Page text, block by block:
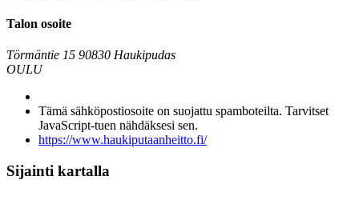
Talon osoite
Törmäntie 15 90830 Haukipudas
OULU
Tämä sähköpostiosoite on suojattu spamboteilta. Tarvitset
JavaScript-tuen nähdäksesi sen.
https://www.haukiputaanheitto.fi/
Sijainti kartalla